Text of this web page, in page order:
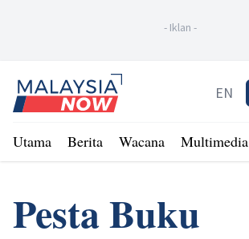
- Iklan -
Home
EN
Utama Berita Wacana Multimedia
Pesta Buku